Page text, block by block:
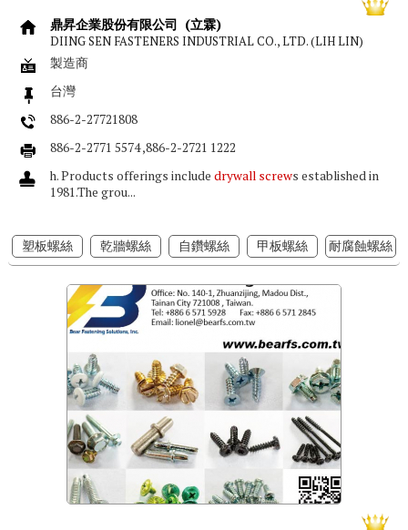
鼎昇企業股份有限公司 (立霖)
DIING SEN FASTENERS INDUSTRIAL CO., LTD. (LIH LIN)
製造商
台灣
886-2-27721808
886-2-2771 5574 ,886-2-2721 1222
h. Products offerings includedrywall screws established in
1981.The grou...
塑板螺絲 乾牆螺絲 自鑽螺絲 甲板螺絲 耐腐蝕螺絲